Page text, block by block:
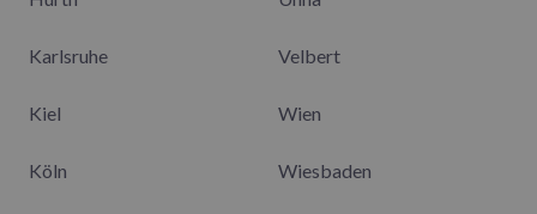
Karlsruhe
Kiel
Köln
Velbert
Wien
Wiesbaden